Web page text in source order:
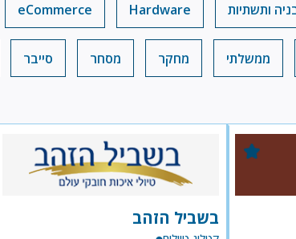
ותשתיות Hardware
eCommerce
ממשלתי מחקר מסחר סייבר
בשביל הזהב